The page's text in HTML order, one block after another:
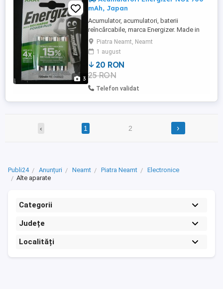
3
mAh, Japan
Acumulator, acumulatori, baterii
reîncărcabile, marca Energizer. Made in
Japan. NOI, nefolosiți, sigilați, în ambalajul
original. Preîncărcați, gata de utilizare.
NIMH Nichel-MetalHydride. Capacitate 700
mAh. Tensiune 1,2 Volti. Tip AAA, micro,
HR06. Poze reale. Preț 20 lei setul de 4
bucăți. Vând ...
Piatra Neamt, Neamt
1 august
20 RON
25 RON
Telefon validat
‹ 1 2 ›
Publi24 Anunțuri Neamt Piatra Neamt
Electronice
Alte aparate
Categorii
Județe
Localități